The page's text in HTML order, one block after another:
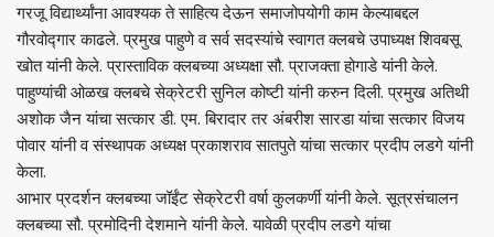
गरजू विद्यार्थ्यांना आवश्यक ते साहित्य देऊन समाजोपयोगी काम केल्याबद्दल
गौरवोद्गार काढले. प्रमुख पाहुणे व सर्व सदस्यांचे स्वागत क्लबचे उपाध्यक्ष शिवबसू
खोत यांनी केले. प्रास्ताविक क्लबच्या अध्यक्षा सौ. प्राजक्ता होगाडे यांनी केले.
पाहुण्यांची ओळख क्लबचे सेक्रेटरी सुनिल कोष्टी यांनी करुन दिली. प्रमुख अतिथी
अशोक जैन यांचा सत्कार डी. एम. बिरादार तर अंबरीश सारडा यांचा सत्कार विजय
पोवार यांनी व संस्थापक अध्यक्ष प्रकाशराव सातपुते यांचा सत्कार प्रदीप लडगे यांनी
केला.
आभार प्रदर्शन क्लबच्या जॉईंट सेक्रेटरी वर्षा कुलकर्णी यांनी केले. सूत्रसंचालन
क्लबच्या सौ. प्रमोदिनी देशमाने यांनी केले. यावेळी प्रदीप लडगे यांचा